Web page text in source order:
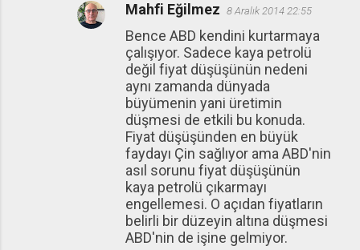
Mahfi Eğilmez 8 Aralık 2014 22:55
Bence ABD kendini kurtarmaya
çalışıyor. Sadece kaya petrolü
değil fiyat düşüşünün nedeni
aynı zamanda dünyada
büyümenin yani üretimin
düşmesi de etkili bu konuda.
Fiyat düşüşünden en büyük
faydayı Çin sağlıyor ama ABD'nin
asıl sorunu fiyat düşüşünün
kaya petrolü çıkarmayı
engellemesi. O açıdan fiyatların
belirli bir düzeyin altına düşmesi
ABD'nin de işine gelmiyor.